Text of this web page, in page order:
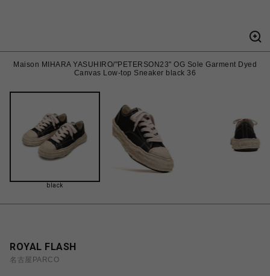
Maison MIHARA YASUHIRO/"PETERSON23" OG Sole Garment Dyed
Canvas Low-top Sneaker black 36
black
ROYAL FLASH
名古屋PARCO